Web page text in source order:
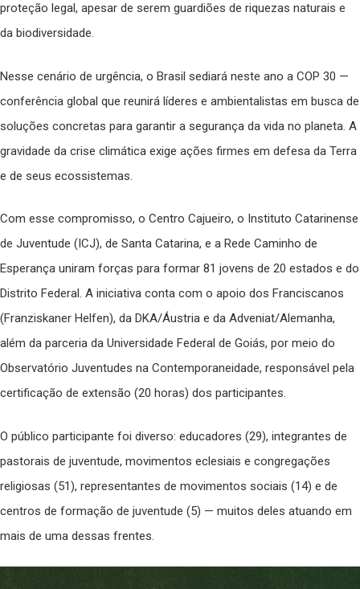
proteção legal, apesar de serem guardiões de riquezas naturais e
da biodiversidade.
Nesse cenário de urgência, o Brasil sediará neste ano a COP 30 —
conferência global que reunirá líderes e ambientalistas em busca de
soluções concretas para garantir a segurança da vida no planeta. A
gravidade da crise climática exige ações firmes em defesa da Terra
e de seus ecossistemas.
Com esse compromisso, o Centro Cajueiro, o Instituto Catarinense
de Juventude (ICJ), de Santa Catarina, e a Rede Caminho de
Esperança uniram forças para formar 81 jovens de 20 estados e do
Distrito Federal. A iniciativa conta com o apoio dos Franciscanos
(Franziskaner Helfen), da DKA/Áustria e da Adveniat/Alemanha,
além da parceria da Universidade Federal de Goiás, por meio do
Observatório Juventudes na Contemporaneidade, responsável pela
certificação de extensão (20 horas) dos participantes.
O público participante foi diverso: educadores (29), integrantes de
pastorais de juventude, movimentos eclesiais e congregações
religiosas (51), representantes de movimentos sociais (14) e de
centros de formação de juventude (5) — muitos deles atuando em
mais de uma dessas frentes.